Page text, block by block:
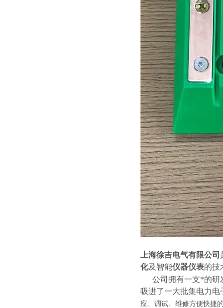
上海徐吉电气有限公司
化及智能仪器仪表的技
公司拥有一支*的研
吸进了一大批集电力
应、调试、维修方便快捷